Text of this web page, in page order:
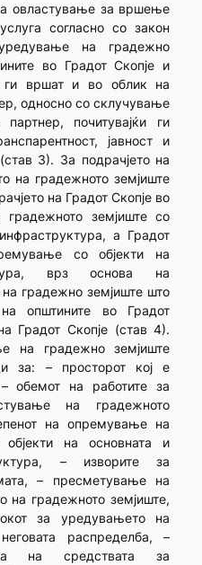
овластување за вршење
согласно со закон
на градежно
во Градот Скопје и
ги вршат и во облик на
односно со склучување
почитувајќи ги
јавност и
3). За подрачјето на
на градежното земјиште
на Градот Скопје во
земјиште со
а Градот
со објекти на
врз основа на
градежно земјиште што
општините во Градот
Градот Скопје (став 4).
на градежно земјиште
за: – просторот кој е
обемот на работите за
на градежното
на опремување на
на основната и
– изворите за
– пресметување на
на градежното земјиште,
за уредувањето на
распределба, –
на средствата за